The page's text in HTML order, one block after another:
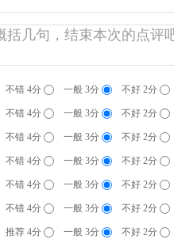
不错 4分 一般 3分 不好 2分
不错 4分 一般 3分 不好 2分
不错 4分 一般 3分 不好 2分
不错 4分 一般 3分 不好 2分
不错 4分 一般 3分 不好 2分
不错 4分 一般 3分 不好 2分
推荐 4分 一般 3分 不好 2分